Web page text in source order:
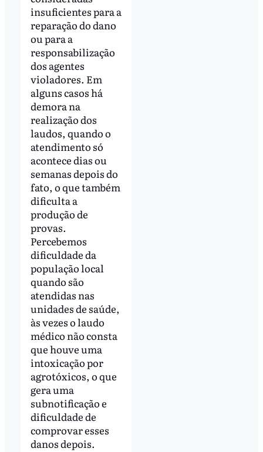
insuficientes para a
reparação do dano
ou para a
responsabilização
dos agentes
violadores. Em
alguns casos há
demora na
realização dos
laudos, quando o
atendimento só
acontece dias ou
semanas depois do
fato, o que também
dificulta a
produção de
provas.
Percebemos
dificuldade da
população local
quando são
atendidas nas
unidades de saúde,
às vezes o laudo
médico não consta
que houve uma
intoxicação por
agrotóxicos, o que
gera uma
subnotificação e
dificuldade de
comprovar esses
danos depois.